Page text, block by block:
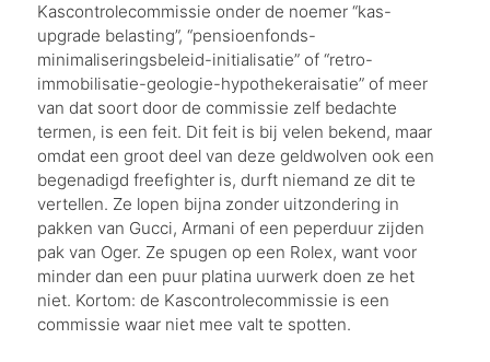
Kascontrolecommissie onder de noemer “kas-
upgrade belasting”, “pensioenfonds-
minimaliseringsbeleid-initialisatie” of “retro-
immobilisatie-geologie-hypothekeraisatie” of meer
van dat soort door de commissie zelf bedachte
termen, is een feit. Dit feit is bij velen bekend, maar
omdat een groot deel van deze geldwolven ook een
begenadigd freefighter is, durft niemand ze dit te
vertellen. Ze lopen bijna zonder uitzondering in
pakken van Gucci, Armani of een peperduur zijden
pak van Oger. Ze spugen op een Rolex, want voor
minder dan een puur platina uurwerk doen ze het
niet. Kortom: de Kascontrolecommissie is een
commissie waar niet mee valt te spotten.